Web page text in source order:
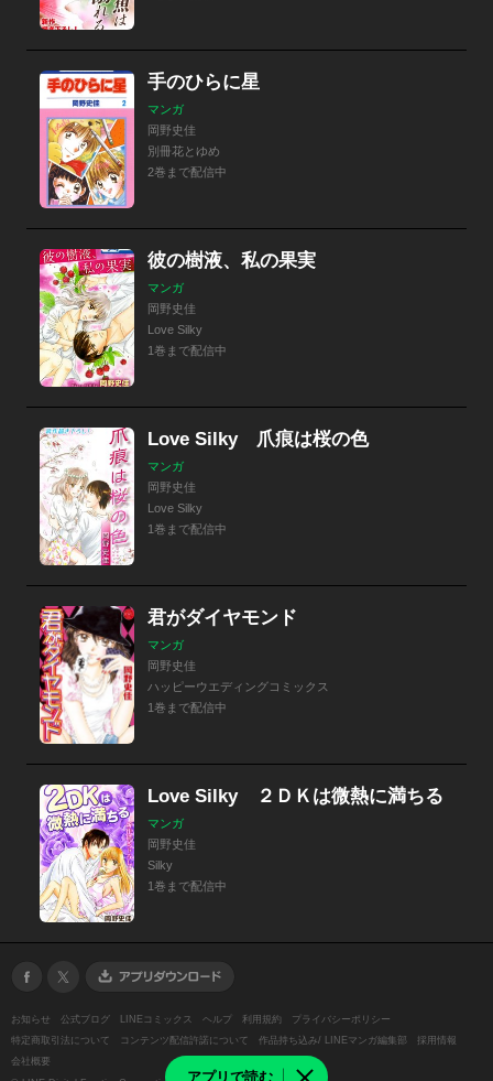
アプリで読む
手のひらに星
マンガ
岡野史佳
別冊花とゆめ
2巻まで配信中
彼の樹液、私の果実
マンガ
岡野史佳
Love Silky
1巻まで配信中
Love Silky 爪痕は桜の色
マンガ
岡野史佳
Love Silky
1巻まで配信中
君がダイヤモンド
マンガ
岡野史佳
ハッピーウエディングコミックス
1巻まで配信中
Love Silky ２ＤＫは微熱に満ちる
マンガ
岡野史佳
Silky
1巻まで配信中
お知らせ 公式ブログ LINEコミックス ヘルプ 利用規約
プライバシーポリシー
特定商取引法について
コンテンツ配信許諾について 作品持ち込み/ LINEマンガ編集部
採用情報
会社概要